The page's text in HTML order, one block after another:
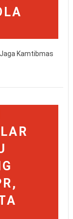
Kamtibmas